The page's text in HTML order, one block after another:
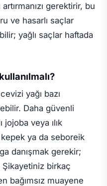
gerektirir, bu
ve hasarlı saçlar
yağlı saçlar haftada
yağı bazı
Daha güvenli
jojoba veya ılık
kepek ya da seboreik
danışmak gerekir;
Şikayetiniz birkaç
bağımsız muayene